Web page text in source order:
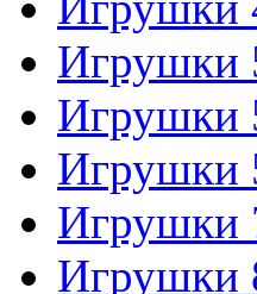
Игрушки
Игрушки
Игрушки
Игрушки
Игрушки